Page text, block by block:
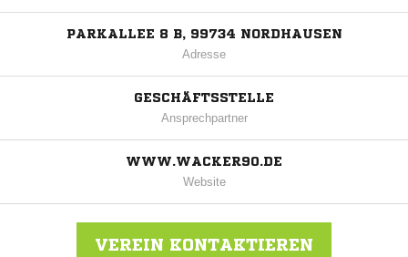
PARKALLEE 8 B, 99734 NORDHAUSEN
Adresse
GESCHÄFTSSTELLE
Ansprechpartner
WWW.WACKER90.DE
Website
VEREIN KONTAKTIEREN